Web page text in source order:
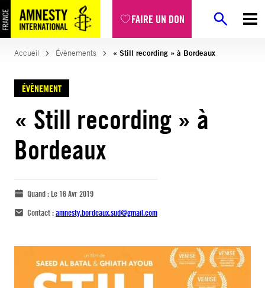
FAIRE UN DON
Accueil Évènements « Still recording » à Bordeaux
ÉVÈNEMENT
« Still recording » à
Bordeaux
Quand :Le 16 Avr 2019
Contact :amnesty.bordeaux.sud@gmail.com